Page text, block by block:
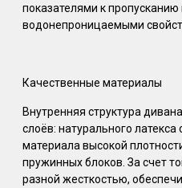
показателями к пропусканию
водонепроницаемыми
Качественные материалы
Внутренняя структура
слоёв: натурального латекса
материала высокой
пружинных блоков. За счет
разной жесткостью,